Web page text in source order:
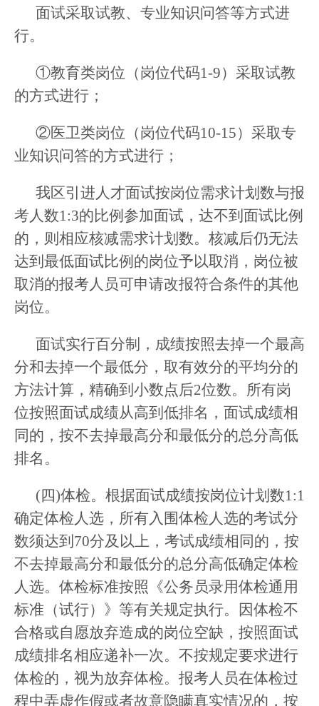
面试采取试教、专业知识问答等方式进
行。
①教育类岗位（岗位代码1-9）采取试教
的方式进行；
②医卫类岗位（岗位代码10-15）采取专
业知识问答的方式进行；
我区引进人才面试按岗位需求计划数与报
考人数1:3的比例参加面试，达不到面试比例
的，则相应核减需求计划数。核减后仍无法
达到最低面试比例的岗位予以取消，岗位被
取消的报考人员可申请改报符合条件的其他
岗位。
面试实行百分制，成绩按照去掉一个最高
分和去掉一个最低分，取有效分的平均分的
方法计算，精确到小数点后2位数。所有岗
位按照面试成绩从高到低排名，面试成绩相
同的，按不去掉最高分和最低分的总分高低
排名。
(四)体检。根据面试成绩按岗位计划数1:1
确定体检人选，所有入围体检人选的考试分
数须达到70分及以上，考试成绩相同的，按
不去掉最高分和最低分的总分高低确定体检
人选。体检标准按照《公务员录用体检通用
标准（试行）》等有关规定执行。因体检不
合格或自愿放弃造成的岗位空缺，按照面试
成绩排名相应递补一次。不按规定要求进行
体检的，视为放弃体检。报考人员在体检过
程中弄虚作假或者故意隐瞒真实情况的，按